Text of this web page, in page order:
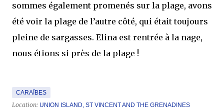
sommes également promenés sur la plage, avons
été voir la plage de l’autre côté, qui était toujours
pleine de sargasses. Elina est rentrée à la nage,
nous étions si près de la plage !
CARAÏBES
Location: UNION ISLAND, ST VINCENT AND THE GRENADINES